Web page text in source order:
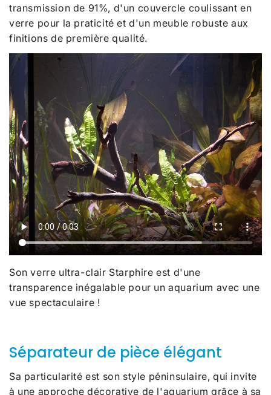
transmission de 91%, d'un couvercle coulissant en
verre pour la praticité et d'un meuble robuste aux
finitions de première qualité.
Son verre ultra-clair Starphire est d'une
transparence inégalable pour un aquarium avec une
vue spectaculaire !
Séparateur de pièce élégant
Sa particularité est son style péninsulaire, qui invite
à une approche décorative de l'aquarium grâce à sa